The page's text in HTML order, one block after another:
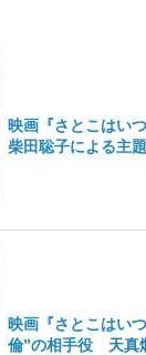
映画『さとこはい
柴田聡子による主
映画『さとこはい
倫”の相手役 天真